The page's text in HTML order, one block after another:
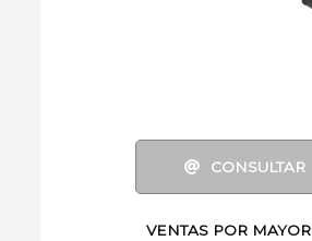
CONSULTAR
VENTAS POR MAYOR